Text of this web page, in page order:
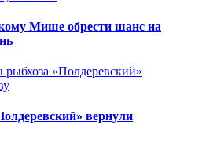
Мише обрести шанс на
вернули